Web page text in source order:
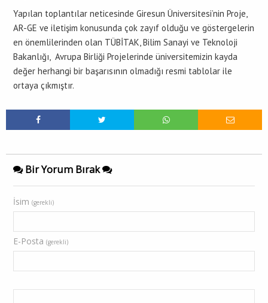
Yapılan toplantılar neticesinde Giresun Üniversitesi’nin Proje,
AR-GE ve iletişim konusunda çok zayıf olduğu ve göstergelerin
en önemlilerinden olan TÜBİTAK, Bilim Sanayi ve Teknoloji
Bakanlığı, Avrupa Birliği Projelerinde üniversitemizin kayda
değer herhangi bir başarısının olmadığı resmi tablolar ile
ortaya çıkmıştır.
Bir Yorum Bırak
İsim (gerekli)
E-Posta (gerekli)